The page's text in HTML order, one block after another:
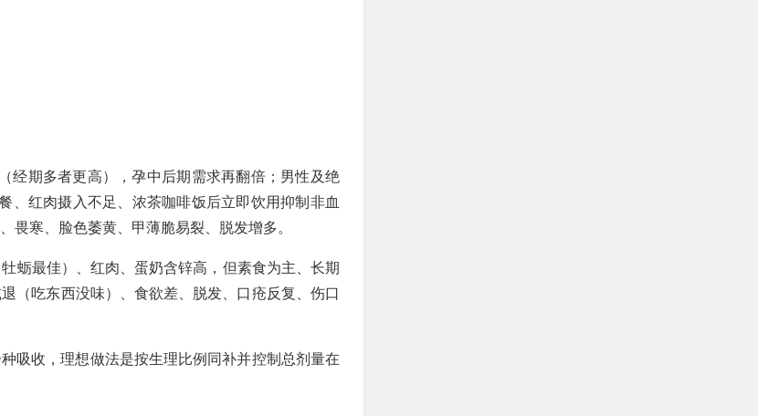
经期多者更高），孕中后期需求再翻倍；男性及绝
、红肉摄入不足、浓茶咖啡饭后立即饮用抑制非血
寒、脸色萎黄、甲薄脆易裂、脱发增多。
蛎最佳）、红肉、蛋奶含锌高，但素食为主、长期
（吃东西没味）、食欲差、脱发、口疮反复、伤口
收，理想做法是按生理比例同补并控制总剂量在